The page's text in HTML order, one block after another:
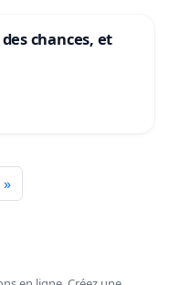
chances, et
»